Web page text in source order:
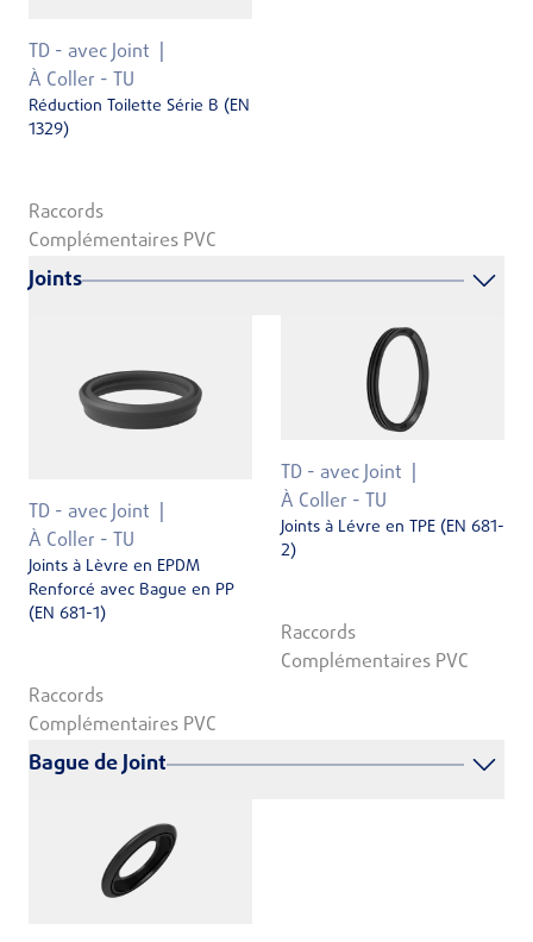
TD - avec Joint
À Coller - TU
Réduction Toilette Série B (EN
1329)
Raccords
Complémentaires PVC
Joints
TD - avec Joint
À Coller - TU
Joints à Lèvre en EPDM
Renforcé avec Bague en PP
(EN 681-1)
Raccords
Complémentaires PVC
TD - avec Joint
À Coller - TU
Joints à Lévre en TPE (EN 681-
2)
Raccords
Complémentaires PVC
Bague de Joint